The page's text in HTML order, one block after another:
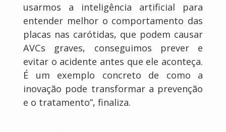
usarmos a inteligência artificial para
entender melhor o comportamento das
placas nas carótidas, que podem causar
AVCs graves, conseguimos prever e
evitar o acidente antes que ele aconteça.
É um exemplo concreto de como a
inovação pode transformar a prevenção
e o tratamento”, finaliza.